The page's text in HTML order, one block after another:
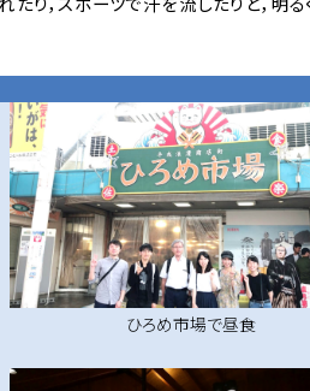
ひろめ市場で昼食